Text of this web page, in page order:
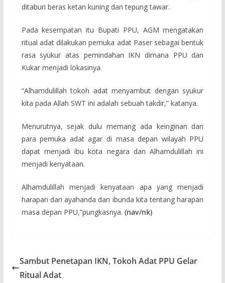
ditaburi beras ketan kuning dan tepung tawar.
Pada kesempatan itu Bupati PPU, AGM mengatakan
ritual adat dilakukan pemuka adat Paser sebagai bentuk
rasa syukur atas pemindahan IKN dimana PPU dan
Kukar menjadi lokasinya.
“Alhamdulillah tokoh adat menyambut dengan syukur
kita pada Allah SWT ini adalah sebuah takdir,” katanya.
Menurutnya, sejak dulu memang ada keinginan dari
para pemuka adat agar di masa depan wilayah PPU
dapat menjadi ibu kota negara dan Alhamdulillah ini
menjadi kenyataan.
Alhamdulillah menjadi kenyataan apa yang menjadi
harapan dari ayahanda dan ibunda kita tentang harapan
masa depan PPU,”pungkasnya. (nav/nk)
Sambut Penetapan IKN, Tokoh Adat PPU Gelar
Ritual Adat